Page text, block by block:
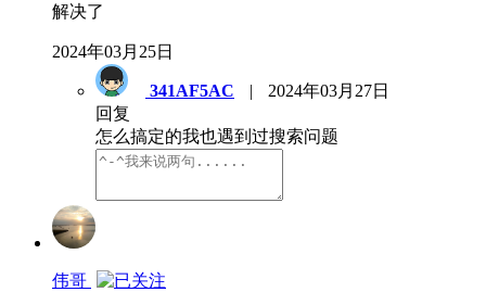
解决了
2024年03月25日
341AF5AC |
2024年03月27日
回复
怎么搞定的我也遇到过搜索问题
伟哥